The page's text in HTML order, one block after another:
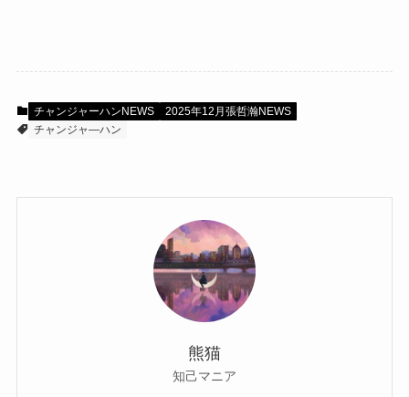
チャンジャーハンNEWS
2025年12月張哲瀚NEWS
チャンジャ―ハン
熊猫
知己マニア